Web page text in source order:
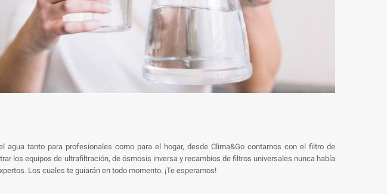
agua tanto para profesionales como para el hogar, desde Clima&Go contamos con el filtro de
los equipos de ultrafiltración, de ósmosis inversa y recambios de filtros universales nunca había
Los cuales te guiarán en todo momento. ¡Te esperamos!